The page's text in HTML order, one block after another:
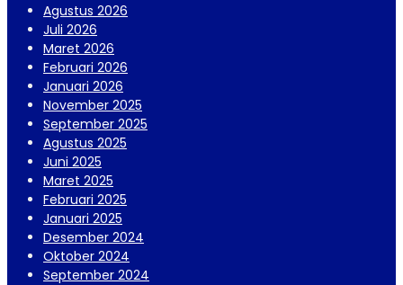
Agustus 2026
Juli 2026
Maret 2026
Februari 2026
Januari 2026
November 2025
September 2025
Agustus 2025
Juni 2025
Maret 2025
Februari 2025
Januari 2025
Desember 2024
Oktober 2024
September 2024